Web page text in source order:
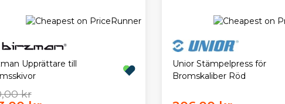
Upprättare till
kr
Unior Stämpelpress för
Bromskaliber Röd